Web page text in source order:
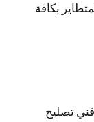
بكافة
تصليح